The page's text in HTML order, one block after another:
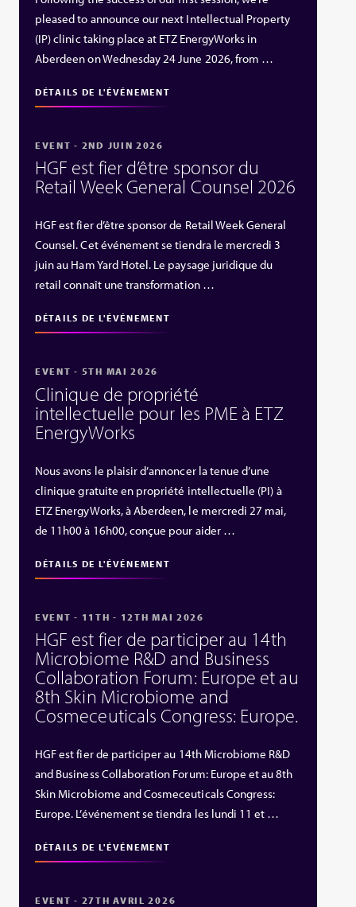
pleased to announce our next Intellectual Property
(IP) clinic taking place at ETZ EnergyWorks in
Aberdeen on Wednesday 24 June 2026, from …
DÉTAILS DE L'ÉVÉNEMENT
EVENT - 2ND JUIN 2026
HGF est fier d’être sponsor du
Retail Week General Counsel 2026
HGF est fier d’être sponsor de Retail Week General
Counsel. Cet événement se tiendra le mercredi 3
juin au Ham Yard Hotel. Le paysage juridique du
retail connaît une transformation …
DÉTAILS DE L'ÉVÉNEMENT
EVENT - 5TH MAI 2026
Clinique de propriété
intellectuelle pour les PME à ETZ
EnergyWorks
Nous avons le plaisir d’annoncer la tenue d’une
clinique gratuite en propriété intellectuelle (PI) à
ETZ EnergyWorks, à Aberdeen, le mercredi 27 mai,
de 11h00 à 16h00, conçue pour aider …
DÉTAILS DE L'ÉVÉNEMENT
EVENT - 11TH - 12TH MAI 2026
HGF est fier de participer au 14th
Microbiome R&D and Business
Collaboration Forum: Europe et au
8th Skin Microbiome and
Cosmeceuticals Congress: Europe.
HGF est fier de participer au 14th Microbiome R&D
and Business Collaboration Forum: Europe et au 8th
Skin Microbiome and Cosmeceuticals Congress:
Europe. L’événement se tiendra les lundi 11 et …
DÉTAILS DE L'ÉVÉNEMENT
EVENT - 27TH AVRIL 2026